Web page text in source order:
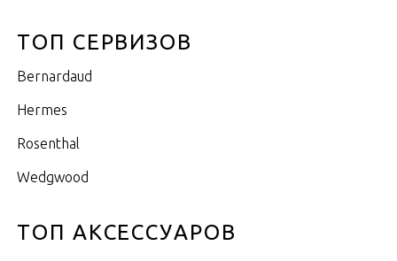
ТОП СЕРВИЗОВ
Bernardaud
Hermes
Rosenthal
Wedgwood
ТОП АКСЕССУАРОВ